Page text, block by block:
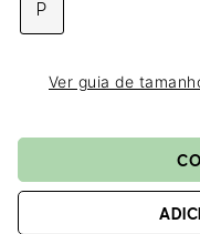
P
Ver guia de